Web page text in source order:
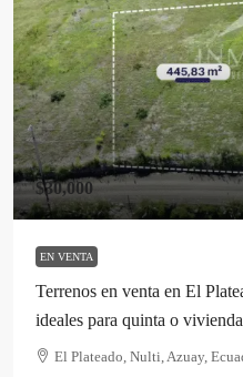
$30,000
EN VENTA
Terrenos en venta en El
ideales para quinta o vivienda
El Plateado, Nulti, Azuay,